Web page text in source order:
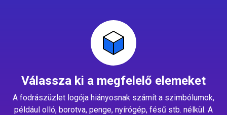
Válassza ki a megfelelő elemeket
A fodrászüzlet logója hiányosnak számít a szimbólumok,
például olló, borotva, penge, nyírógép, fésű stb. nélkül. A